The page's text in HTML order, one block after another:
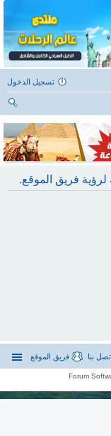
تسجيل الدخول
ث
فريق الموقع.
فريق الموقع بنا